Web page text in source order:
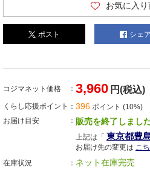
お気に入
ポスト シェア
コジマネット価格 3,960 円(税込)
くらし応援ポイント 396 ポイント (10%)
お届け目安
販売を終了しまし
上記は「 東京都豊
お届け先の変更は こ
在庫状況
ネット在庫完売